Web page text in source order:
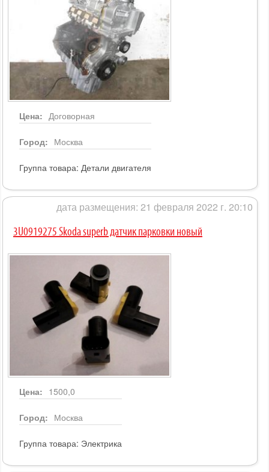
Цена: Договорная
Город: Москва
Группа товара: Детали двигателя
дата размещения: 21 февраля 2022 г. 20:10
3U0919275 Skoda superb датчик парковки новый
Цена: 1500,0
Город: Москва
Группа товара: Электрика